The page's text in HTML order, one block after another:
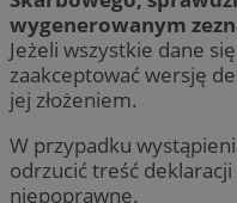
wygenerowanym
Jeżeli wszystkie dane
zaakceptować wersję
jej złożeniem.
W przypadku
odrzucić treść
niepoprawne.